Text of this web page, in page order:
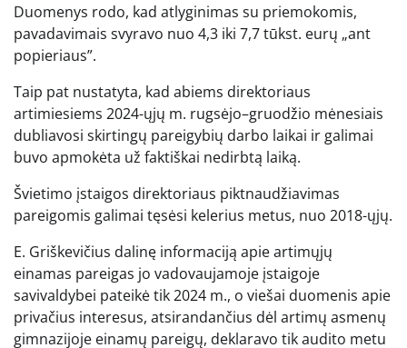
Duomenys rodo, kad atlyginimas su priemokomis,
pavadavimais svyravo nuo 4,3 iki 7,7 tūkst. eurų „ant
popieriaus”.
Taip pat nustatyta, kad abiems direktoriaus
artimiesiems 2024-ųjų m. rugsėjo–gruodžio mėnesiais
dubliavosi skirtingų pareigybių darbo laikai ir galimai
buvo apmokėta už faktiškai nedirbtą laiką.
Švietimo įstaigos direktoriaus piktnaudžiavimas
pareigomis galimai tęsėsi kelerius metus, nuo 2018-ųjų.
E. Griškevičius dalinę informaciją apie artimųjų
einamas pareigas jo vadovaujamoje įstaigoje
savivaldybei pateikė tik 2024 m., o viešai duomenis apie
privačius interesus, atsirandančius dėl artimų asmenų
gimnazijoje einamų pareigų, deklaravo tik audito metu